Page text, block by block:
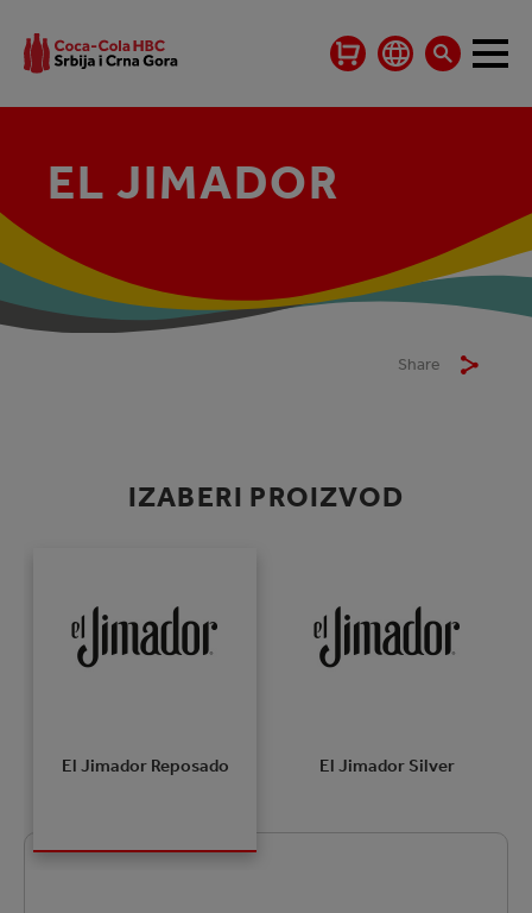
EL JIMADOR
Share
IZABERI PROIZVOD
El Jimador Reposado El Jimador Silver